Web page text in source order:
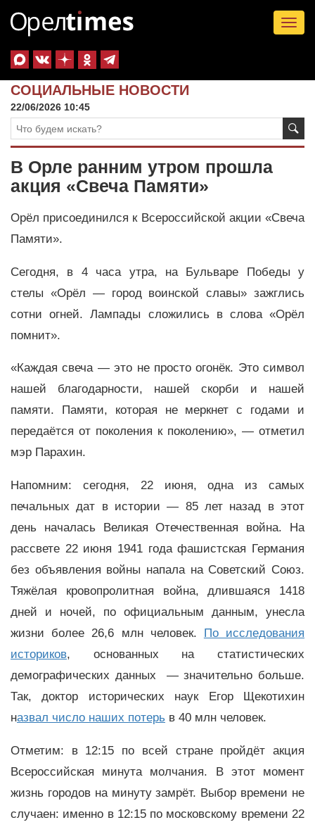
СОЦИАЛЬНЫЕ НОВОСТИ
22/06/2026 10:45
В Орле ранним утром прошла
акция «Свеча Памяти»
Орёл присоединился к Всероссийской акции «Свеча
Памяти».
Сегодня, в 4 часа утра, на Бульваре Победы у
стелы «Орёл — город воинской славы» зажглись
сотни огней. Лампады сложились в слова «Орёл
помнит».
«Каждая свеча — это не просто огонёк. Это символ
нашей благодарности, нашей скорби и нашей
памяти. Памяти, которая не меркнет с годами и
передаётся от поколения к поколению», — отметил
мэр Парахин.
Напомним: сегодня, 22 июня, одна из самых
печальных дат в истории — 85 лет назад в этот
день началась Великая Отечественная война. На
рассвете 22 июня 1941 года фашистская Германия
без объявления войны напала на Советский Союз.
Тяжёлая кровопролитная война, длившаяся 1418
дней и ночей, по официальным данным, унесла
жизни более 26,6 млн человек.
По исследования
историков, основанных на статистических
демографических данных — значительно больше.
Так, доктор исторических наук Егор Щекотихин
назвал число наших потерь в 40 млн человек.
Отметим: в 12:15 по всей стране пройдёт акция
Всероссийская минута молчания. В этот момент
жизнь городов на минуту замрёт. Выбор времени не
случаен: именно в 12:15 по московскому времени 22